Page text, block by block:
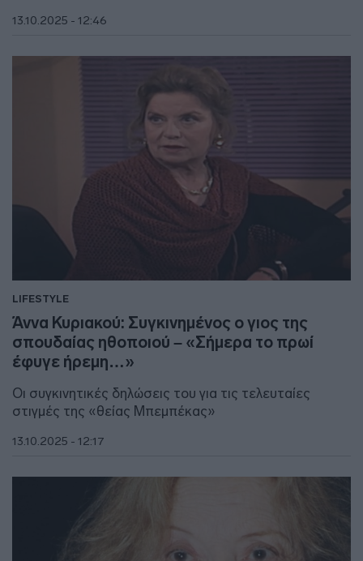
13.10.2025 - 12:46
LIFESTYLE
Άννα Κυριακού: Συγκινημένος ο γιος της
σπουδαίας ηθοποιού – «Σήμερα το πρωί
έφυγε ήρεμη…»
Οι συγκινητικές δηλώσεις του για τις τελευταίες
στιγμές της «θείας Μπεμπέκας»
13.10.2025 - 12:17